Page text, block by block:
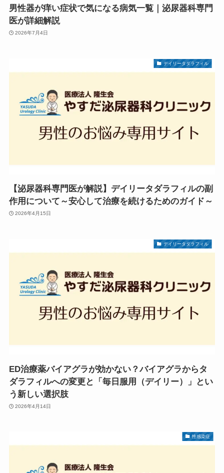
男性器が痒い症状で気になる病気一覧｜泌尿器科専門
医が詳細解説
2026年7月4日
デイリータダラフィル
【泌尿器科専門医が解説】デイリータダラフィルの副
作用について～安心して治療を続けるためのガイド～
2026年4月15日
デイリータダラフィル
ED治療薬バイアグラが効かない？バイアグラからタ
ダラフィルへの変更と「毎日服用（デイリー）」とい
う新しい選択肢
2026年4月14日
性感染症